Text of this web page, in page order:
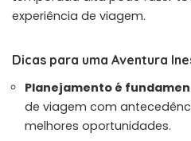
experiência de viagem.
Dicas para uma Aventura
Planejamento é
de viagem com
melhores oportunidades.